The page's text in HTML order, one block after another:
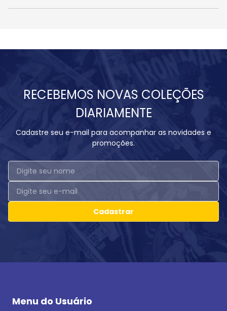
RECEBEMOS NOVAS COLEÇÕES
DIARIAMENTE
Cadastre seu e-mail para acompanhar as novidades e
promoções.
Cadastrar
Menu do Usuário